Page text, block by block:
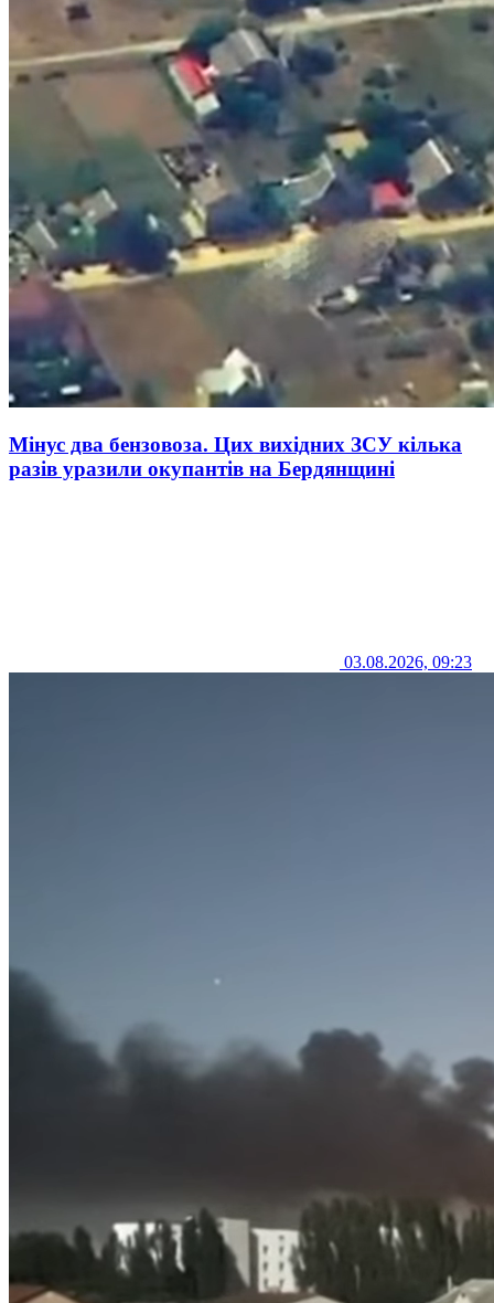
Мінус два бензовоза. Цих вихідних ЗСУ кілька
разів уразили окупантів на Бердянщині
03.08.2026, 09:23